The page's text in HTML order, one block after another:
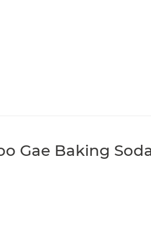
Gae Baking